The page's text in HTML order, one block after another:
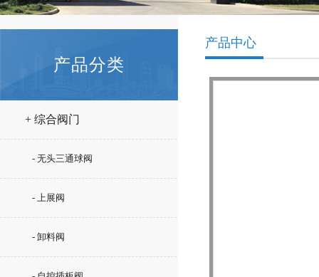
产品分类
+ 综合阀门
- 无头三通球阀
- 上展阀
- 卸料阀
产品中心